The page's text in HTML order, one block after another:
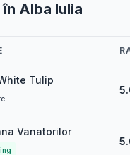
Alba Iulia
Tulip
Vanatorilor